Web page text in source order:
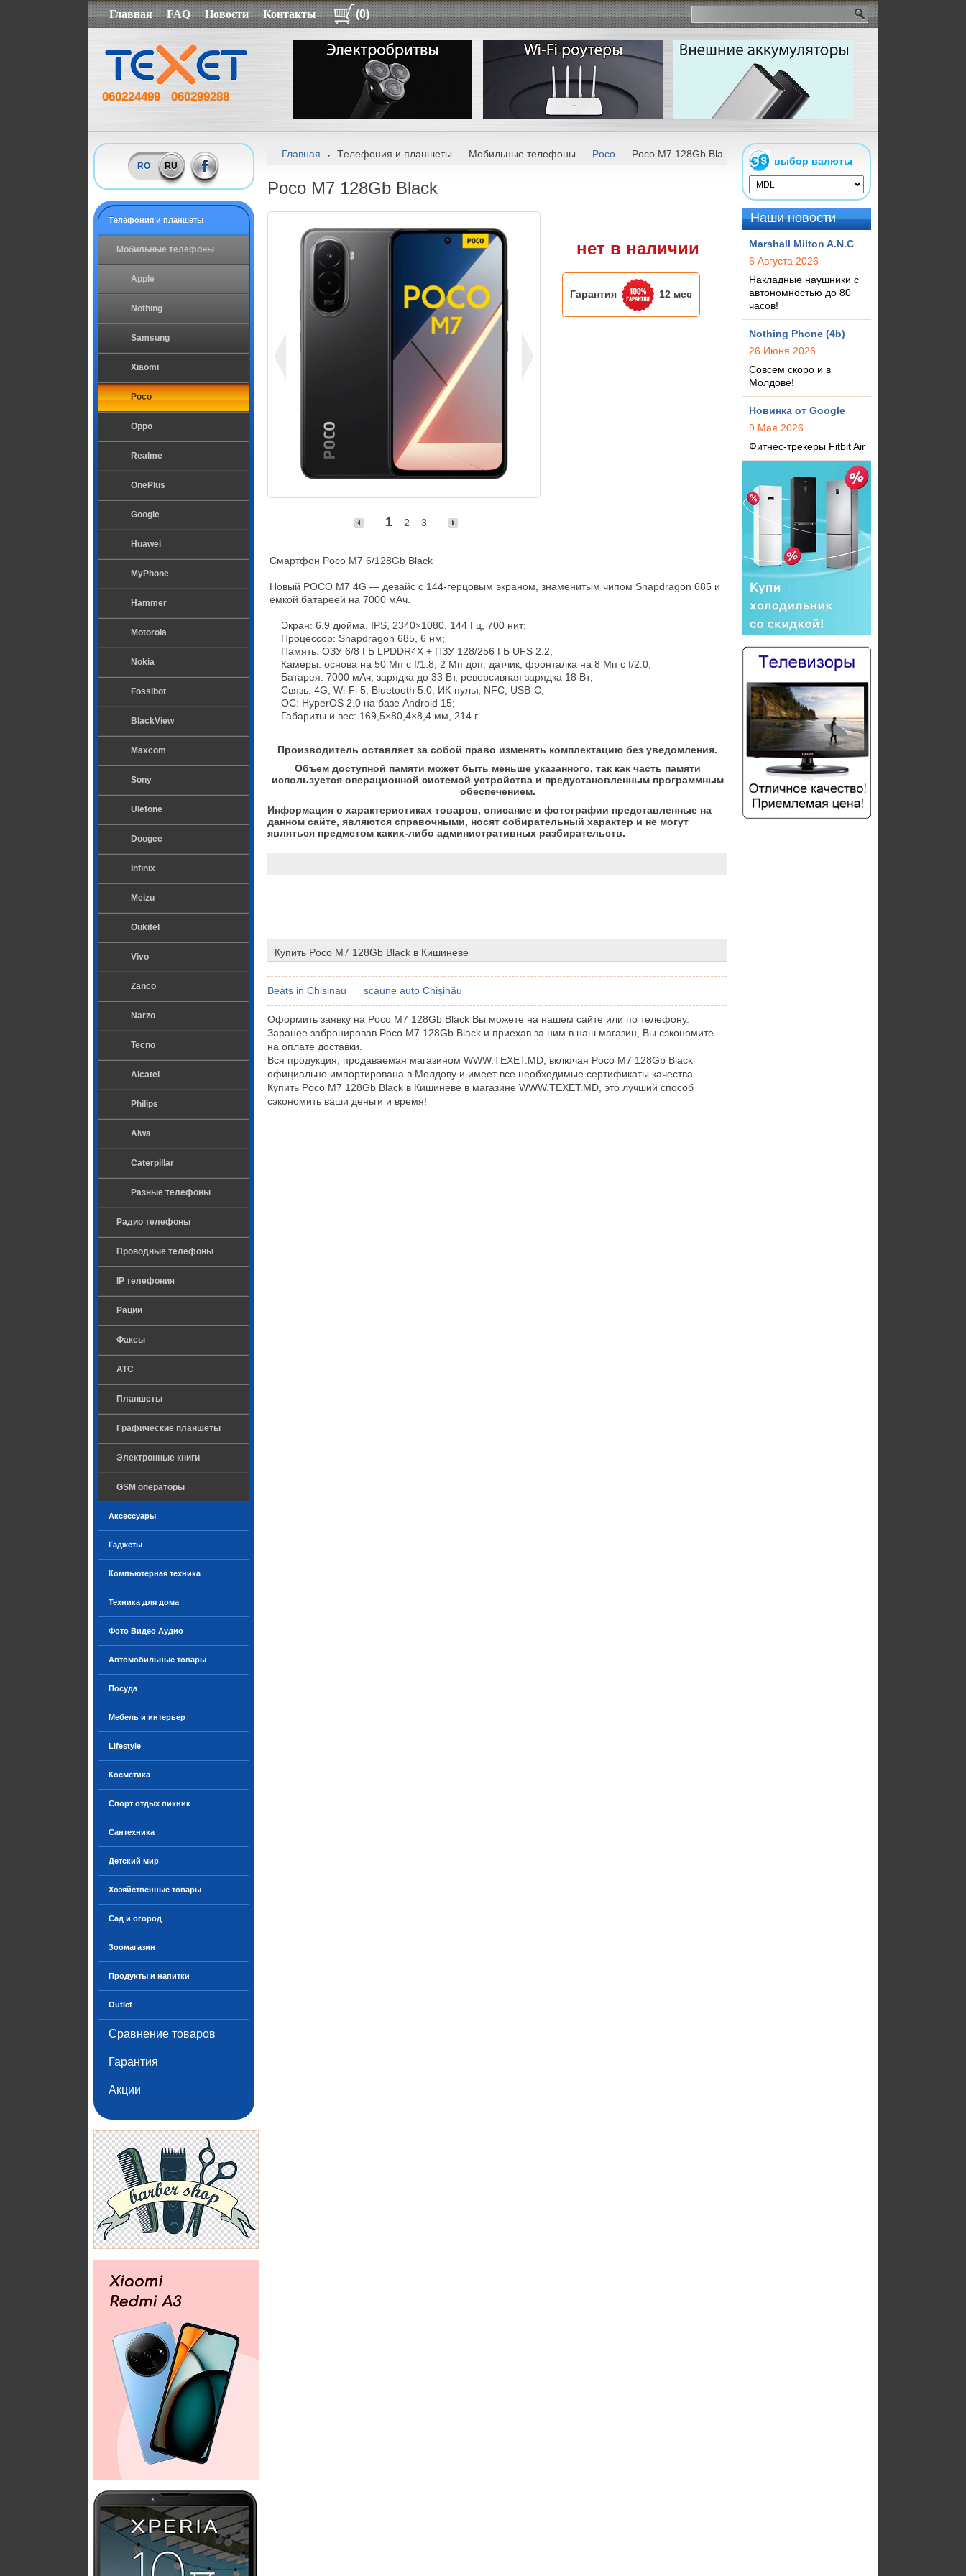
Главная FAQ Новости Контакты (0)
060224499 060299288
RO RU
Tелефония и планшеты
Мобильные телефоны
Apple
Nothing
Samsung
Xiaomi
Poco
Oppo
Realme
OnePlus
Google
Huawei
MyPhone
Hammer
Motorola
Nokia
Fossibot
BlackView
Maxcom
Sony
Ulefone
Doogee
Infinix
Meizu
Oukitel
Vivo
Zanco
Narzo
Tecno
Alcatel
Philips
Aiwa
Caterpillar
Разные телефоны
Радио телефоны
Проводные телефоны
IP телефония
Рации
Факсы
ATC
Планшеты
Графические планшеты
Электронные книги
GSM операторы
Аксессуары
Гаджеты
Компьютерная техника
Техника для дома
Фото Видео Аудио
Автомобильные товары
Посуда
Мебель и интерьер
Lifestyle
Косметика
Спорт отдых пикник
Сантехника
Детский мир
Хозяйственные товары
Сад и огород
Зоомагазин
Продукты и напитки
Outlet
Сравнение товаров
Гарантия
Акции
Главная Tелефония и планшеты Мобильные телефоны Poco Poco M7 128Gb Black
Poco M7 128Gb Black
нет в наличии
Гарантия 12 мес
1 2 3
Смартфон Poco M7 6/128Gb Black
Новый POCO M7 4G — девайс с 144-герцовым экраном, знаменитым чипом Snapdragon 685 и
емкой батареей на 7000 мАч.
    Габариты и вес: 169,5×80,4×8,4 мм, 214 г.
Производитель оставляет за собой право изменять комплектацию без уведомления.
Объем доступной памяти может быть меньше указанного, так как часть памяти
используется операционной системой устройства и предустановленным программным
обеспечением.
Информация о характеристиках товаров, описание и фотографии представленные на
данном сайте, являются справочными, носят собирательный характер и не могут
являться предметом каких-либо административных разбирательств.
Купить Poco M7 128Gb Black в Кишиневе
Beats in Chisinau scaune auto Chișinău
Оформить заявку на Poco M7 128Gb Black Вы можете на нашем сайте или по телефону.
Заранее забронировав Poco M7 128Gb Black и приехав за ним в наш магазин, Вы сэкономите
на оплате доставки.
Вся продукция, продаваемая магазином WWW.TEXET.MD, включая Poco M7 128Gb Black
официально импортирована в Молдову и имеет все необходимые сертификаты качества.
Купить Poco M7 128Gb Black в Кишиневе в магазине WWW.TEXET.MD, это лучший способ
сэкономить ваши деньги и время!
выбор валюты
Наши новости
Marshall Milton A.N.C
6 Августа 2026
Накладные наушники с
автономностью до 80
часов!
Nothing Phone (4b)
26 Июня 2026
Совсем скоро и в
Молдове!
Новинка от Google
9 Мая 2026
Фитнес-трекеры Fitbit Air